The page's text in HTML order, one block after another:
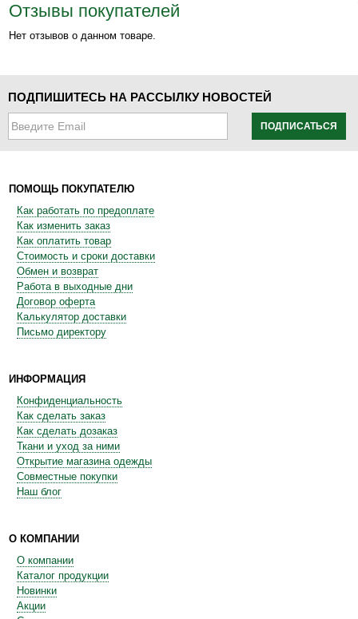
Отзывы покупателей
Нет отзывов о данном товаре.
ПОДПИШИТЕСЬ НА РАССЫЛКУ НОВОСТЕЙ
ПОДПИСАТЬСЯ
ПОМОЩЬ ПОКУПАТЕЛЮ
Как работать по предоплате
Как изменить заказ
Как оплатить товар
Стоимость и сроки доставки
Обмен и возврат
Работа в выходные дни
Договор оферта
Калькулятор доставки
Письмо директору
ИНФОРМАЦИЯ
Конфиденциальность
Как сделать заказ
Как сделать дозаказ
Ткани и уход за ними
Открытие магазина одежды
Совместные покупки
Наш блог
О КОМПАНИИ
О компании
Каталог продукции
Новинки
Акции